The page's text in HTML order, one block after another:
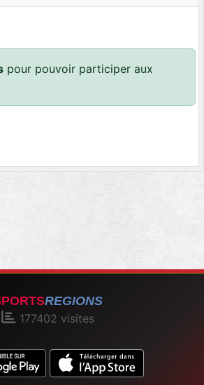
pour pouvoir participer aux
REGIONS
177402 visites